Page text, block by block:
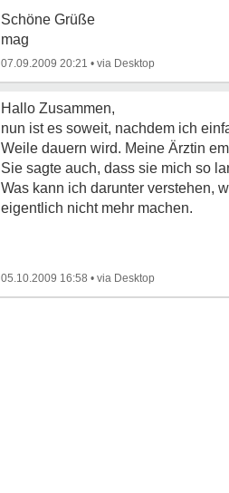
Schöne Grüße
mag
07.09.2009 20:21 •
Hallo Zusammen,
nun ist es soweit, nachdem ich
Weile dauern wird. Meine Ärztin
Sie sagte auch, dass sie mich so
Was kann ich darunter verstehen,
eigentlich nicht mehr machen.
05.10.2009 16:58 •